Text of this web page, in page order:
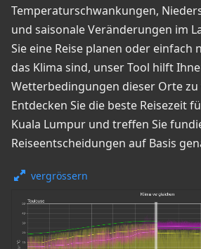
Temperaturschwankungen,
und saisonale Veränderungen im
Sie eine Reise planen oder einfach
das Klima sind, unser Tool hilft
Wetterbedingungen dieser Orte zu
Entdecken Sie die beste Reisezeit
Kuala Lumpur und treffen Sie
Reiseentscheidungen auf Basis
vergrössern